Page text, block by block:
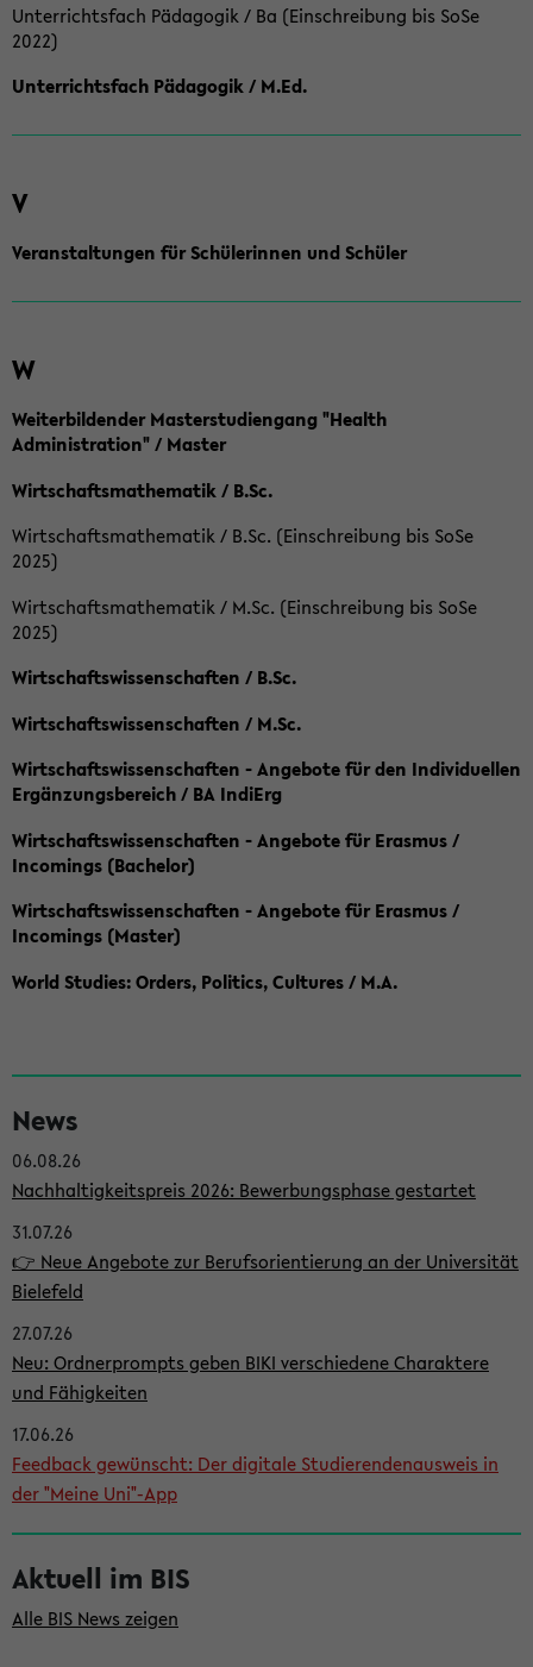
Unterrichtsfach Pädagogik / Ba (Einschreibung bis SoSe
2022)
Unterrichtsfach Pädagogik / M.Ed.
V
Veranstaltungen für Schülerinnen und Schüler
W
Weiterbildender Masterstudiengang "Health
Administration" / Master
Wirtschaftsmathematik / B.Sc.
Wirtschaftsmathematik / B.Sc. (Einschreibung bis SoSe
2025)
Wirtschaftsmathematik / M.Sc. (Einschreibung bis SoSe
2025)
Wirtschaftswissenschaften / B.Sc.
Wirtschaftswissenschaften / M.Sc.
Wirtschaftswissenschaften - Angebote für den Individuellen
Ergänzungsbereich / BA IndiErg
Wirtschaftswissenschaften - Angebote für Erasmus /
Incomings (Bachelor)
Wirtschaftswissenschaften - Angebote für Erasmus /
Incomings (Master)
World Studies: Orders, Politics, Cultures / M.A.
e
i
t
e
n
l
e
i
s
t
e
News
06.08.26
Nachhaltigkeitspreis 2026: Bewerbungsphase gestartet
31.07.26
👉 Neue Angebote zur Berufsorientierung an der Universität
Bielefeld
27.07.26
Neu: Ordnerprompts geben BIKI verschiedene Charaktere
und Fähigkeiten
17.06.26
Feedback gewünscht: Der digitale Studierendenausweis in
der "Meine Uni"-App
Aktuell im BIS
Alle BIS News zeigen